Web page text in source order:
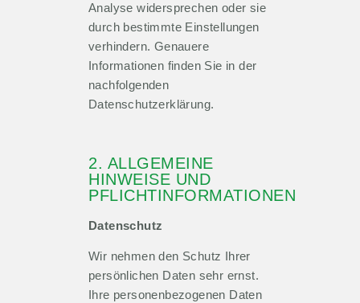
Analyse widersprechen oder sie
durch bestimmte Einstellungen
verhindern. Genauere
Informationen finden Sie in der
nachfolgenden
Datenschutzerklärung.
2. ALLGEMEINE
HINWEISE UND
PFLICHTINFORMATIONEN
Datenschutz
Wir nehmen den Schutz Ihrer
persönlichen Daten sehr ernst.
Ihre personenbezogenen Daten